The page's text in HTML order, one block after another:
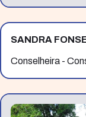
SANDRA
Conselheira -